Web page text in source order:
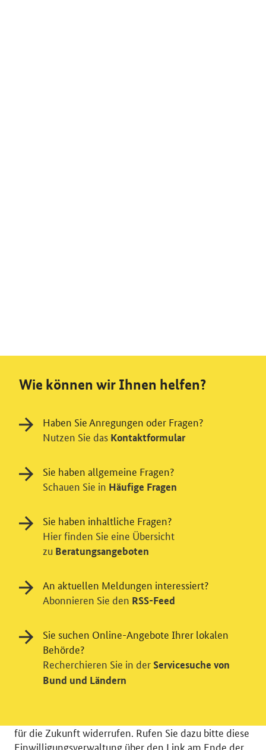
Videodienst
Wir bitten Sie an dieser Stelle um Ihre Einwilligung für
möchten die Nutzeraktivität mit Hilfe
datenschutzfreundlicher Statistiken verstehen, um
unsere Öffentlichkeitsarbeit zu verbessern. Zusätzlich
können Sie in die Nutzung eines Videodienstes
für die Zukunft widerrufen. Rufen Sie dazu bitte diese
Einwilligungsverwaltung über den Link am Ende der
Wie können wir Ihnen helfen?
Haben Sie Anregungen oder Fragen?
Nutzen Sie das Kontaktformular
Sie haben allgemeine Fragen?
Schauen Sie in Häufige Fragen
Sie haben inhaltliche Fragen?
Hier finden Sie eine Übersicht
zu Beratungsangeboten
An aktuellen Meldungen interessiert?
Abonnieren Sie den RSS-Feed
Sie suchen Online-Angebote Ihrer lokalen
Behörde?
Recherchieren Sie in der Servicesuche von
Bund und Ländern